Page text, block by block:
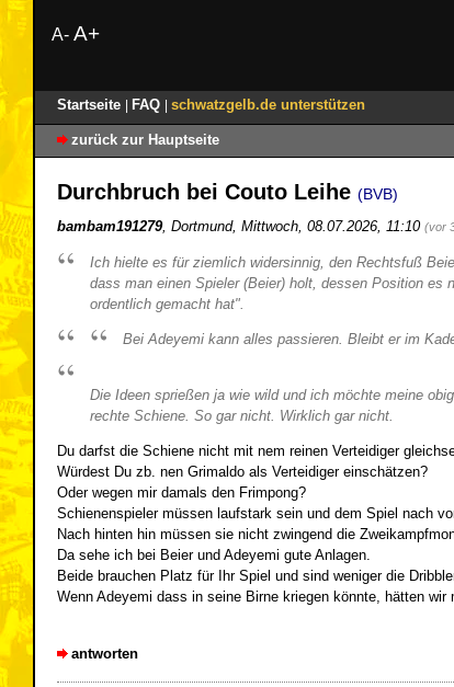
A- A+
Startseite FAQ schwatzgelb.de unterstützen
zurück zur Hauptseite
Durchbruch bei Couto Leihe (BVB)
bambam191279, Dortmund, Mittwoch, 08.07.2026, 11:10 (vor
Ich hielte es für ziemlich widersinnig, den Rechtsfuß
dass man einen Spieler (Beier) holt, dessen Position
ordentlich gemacht hat".
Bei Adeyemi kann alles passieren. Bleibt er im
Die Ideen sprießen ja wie wild und ich möchte meine
rechte Schiene. So gar nicht. Wirklich gar nicht.
Du darfst die Schiene nicht mit nem reinen Verteidiger
Würdest Du zb. nen Grimaldo als Verteidiger einschätzen?
Oder wegen mir damals den Frimpong?
Schienenspieler müssen laufstark sein und dem Spiel nach
Nach hinten hin müssen sie nicht zwingend die
Da sehe ich bei Beier und Adeyemi gute Anlagen.
Beide brauchen Platz für Ihr Spiel und sind weniger die
Wenn Adeyemi dass in seine Birne kriegen könnte, hätten
antworten